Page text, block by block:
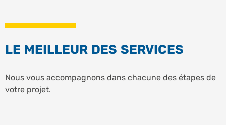
LE MEILLEUR DES SERVICES
Nous vous accompagnons dans chacune des étapes de
votre projet.